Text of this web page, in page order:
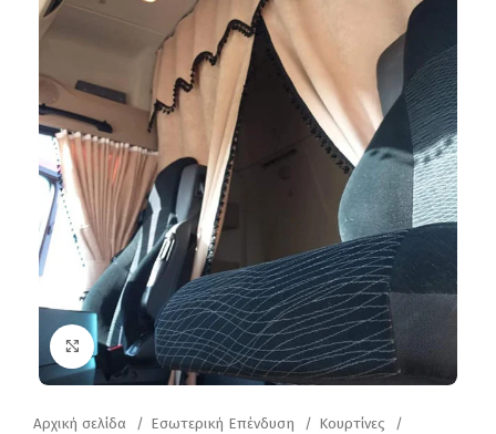
Click to enlarge
Αρχική σελίδα Εσωτερική Επένδυση
Κουρτίνες